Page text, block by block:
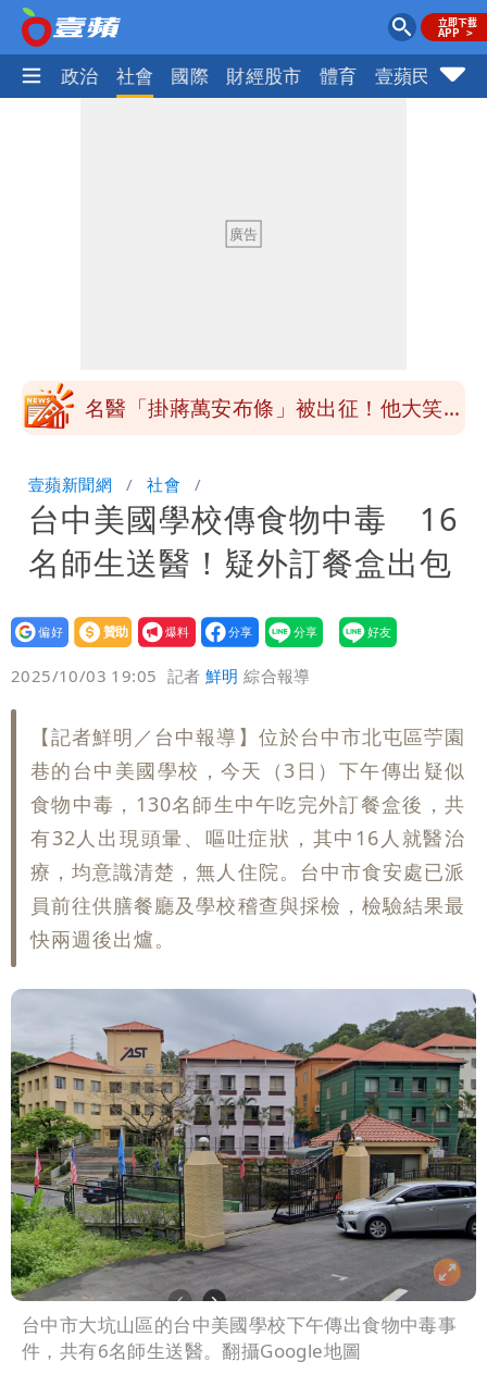
生活 政治 社會 國際 財經股市 體育 壹蘋民調
楊千霈一打二帶女兒出國 崩潰哭得極狼
「海豚跳」
名醫「掛蔣萬安布條」被出征！他大笑：
笑：真的很會
白海豚大亂！航空66架次取消、船班39
航次停航
姜厚任不信嫩女友「辣手摧花」 創演藝
工會最遺憾1事
白海豚勾到「台灣陸地」了！雙眼牆旋
繞 路徑擺盪
特斯拉衝夜市…猛撞12車！民眾嚇「賓士
救好幾條人命」
他揭日本捐AZ疫苗秘辛「專為台生
產」：終還陳時中清白
白海豚「大轉彎」機率非常小！明強度有
變化
楊千霈一打二帶女兒出國 崩潰哭得極狼
狽
壹蘋新聞網 社會
台中美國學校傳食物中毒 16
名師生送醫！疑外訂餐盒出包
設為
贊助
我要
爆料
2025/10/03 19:05 記者鮮明 綜合報導
【記者鮮明／台中報導】位於台中市北屯區苧園
巷的台中美國學校，今天（3日）下午傳出疑似
食物中毒，130名師生中午吃完外訂餐盒後，共
有32人出現頭暈、嘔吐症狀，其中16人就醫治
療，均意識清楚，無人住院。台中市食安處已派
員前往供膳餐廳及學校稽查與採檢，檢驗結果最
快兩週後出爐。
台中市大坑山區的台中美國學校下午傳出食物中毒事
件，共有6名師生送醫。翻攝Google地圖